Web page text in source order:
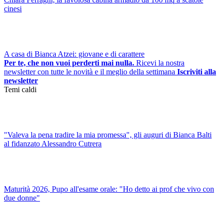
cinesi
A casa di Bianca Atzei: giovane e di carattere
Per te, che non vuoi perderti mai nulla. Ricevi la nostra
newsletter con tutte le novità e il meglio della settimana Iscriviti alla
newsletter
Temi caldi
"Valeva la pena tradire la mia promessa", gli auguri di Bianca Balti
al fidanzato Alessandro Cutrera
Maturità 2026, Pupo all'esame orale: "Ho detto ai prof che vivo con
due donne"